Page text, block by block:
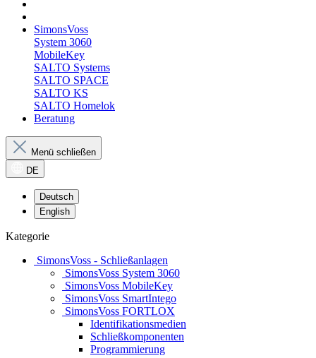
SimonsVoss
System 3060
MobileKey
SALTO Systems
SALTO SPACE
SALTO KS
SALTO Homelok
Beratung
Menü schließen
DE
Deutsch
English
Kategorie
SimonsVoss - Schließanlagen
SimonsVoss System 3060
SimonsVoss MobileKey
SimonsVoss SmartIntego
SimonsVoss FORTLOX
Identifikationsmedien
Schließkomponenten
Programmierung